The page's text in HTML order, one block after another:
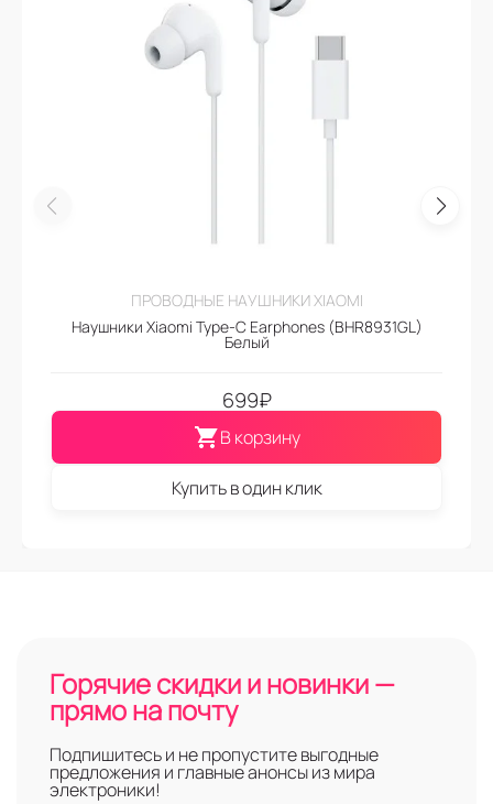
ПРОВОДНЫЕ НАУШНИКИ XIAOMI
Наушники Xiaomi Type-C Earphones (BHR8931GL)
Белый
699₽
В корзину
Купить в один клик
Горячие скидки и новинки —
прямо на почту
Подпишитесь и не пропустите выгодные
предложения и главные анонсы из мира
электроники!